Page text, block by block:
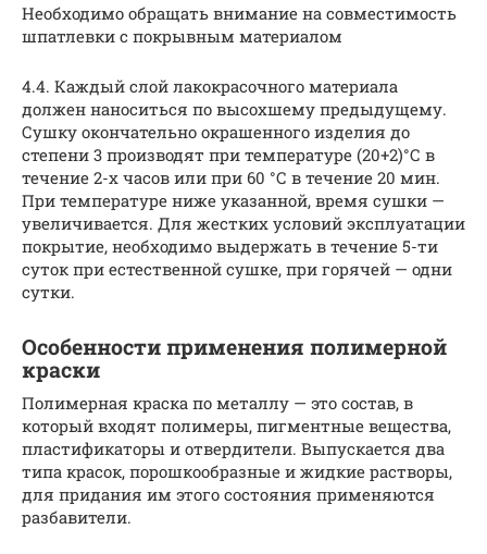
Необходимо обращать внимание на совместимость
шпатлевки с покрывным материалом
4.4. Каждый слой лакокрасочного материала
должен наноситься по высохшему предыдущему.
Сушку окончательно окрашенного изделия до
степени 3 производят при температуре (20+2)°С в
течение 2-х часов или при 60 °С в течение 20 мин.
При температуре ниже указанной, время сушки —
увеличивается. Для жестких условий эксплуатации
покрытие, необходимо выдержать в течение 5-ти
суток при естественной сушке, при горячей — одни
сутки.
Особенности применения полимерной
краски
Полимерная краска по металлу — это состав, в
который входят полимеры, пигментные вещества,
пластификаторы и отвердители. Выпускается два
типа красок, порошкообразные и жидкие растворы,
для придания им этого состояния применяются
разбавители.